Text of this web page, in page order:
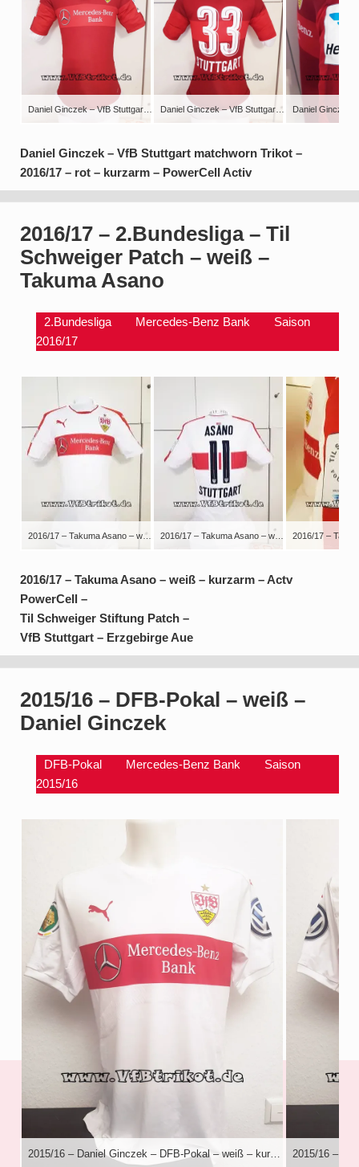
Daniel Ginczek – VfB Stuttgart matchworn Trikot – 2016/17 – rot – kurzarm – PowerCell Activ
Daniel Ginczek – VfB Stuttgart matchworn Trikot –
2016/17 – rot – kurzarm – PowerCell Activ
2016/17 – 2.Bundesliga – Til
Schweiger Patch – weiß –
Takuma Asano
2.Bundesliga Mercedes-Benz Bank
Saison
2016/17
2016/17 – Takuma Asano – weiß – kurzarm – Actv PowerCell – Til Schweiger Stiftung Patch – VfB Stuttgart – Erzgebirge Aue 2016/17 – Takuma Asano – weiß – kurzarm – Actv PowerCell – Til Schweiger Stiftung Patch – VfB Stuttgart – Erzgebirge Aue
2016/17 – Takuma Asano – weiß – kurzarm – Actv
PowerCell –
Til Schweiger Stiftung Patch –
VfB Stuttgart – Erzgebirge Aue
2015/16 – DFB-Pokal – weiß –
Daniel Ginczek
DFB-Pokal Mercedes-Benz Bank
Saison
2015/16
2015/16 – Daniel Ginczek – DFB-Pokal – weiß – kurzarm – Actv PowerCell